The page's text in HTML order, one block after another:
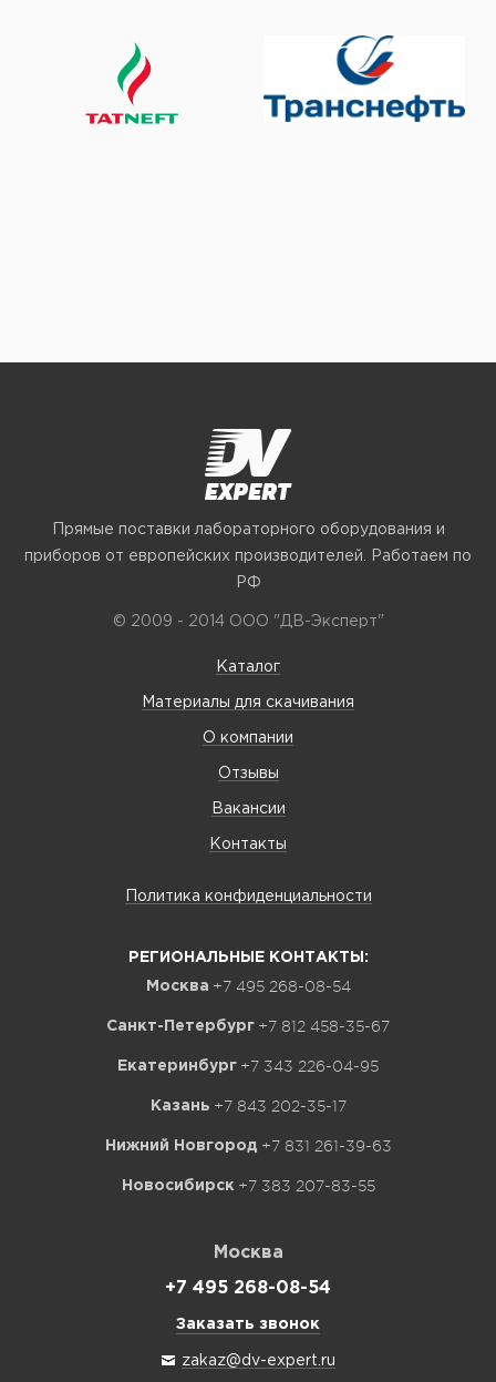
Прямые поставки лабораторного оборудования и
приборов от европейских производителей. Работаем по
РФ
© 2009 - 2014 ООО "ДВ-Эксперт"
Каталог
Материалы для скачивания
О компании
Отзывы
Вакансии
Контакты
Политика конфиденциальности
РЕГИОНАЛЬНЫЕ КОНТАКТЫ:
Москва +7 495 268-08-54
Санкт-Петербург +7 812 458-35-67
Екатеринбург +7 343 226-04-95
Казань +7 843 202-35-17
Нижний Новгород +7 831 261-39-63
Новосибирск +7 383 207-83-55
Москва
+7 495 268-08-54
Заказать звонок
zakaz@dv-expert.ru